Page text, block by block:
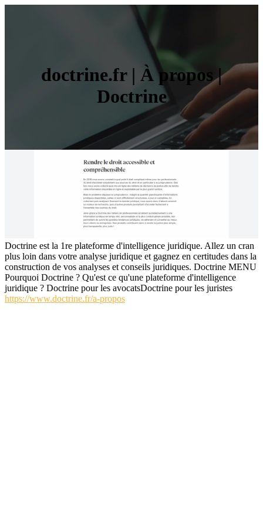
doctrine.fr | À propos |
Doctrine
Doctrine est la 1re plateforme d'intelligence juridique. Allez un cran
plus loin dans votre analyse juridique et gagnez en certitudes dans la
construction de vos analyses et conseils juridiques. Doctrine MENU
Pourquoi Doctrine ? Qu'est ce qu'une plateforme d'intelligence
juridique ? Doctrine pour les avocatsDoctrine pour les juristes
https://www.doctrine.fr/a-propos